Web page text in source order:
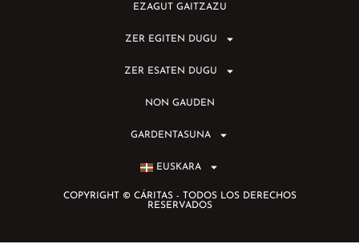
EZAGUT GAITZAZU
ZER EGITEN DUGU
ZER ESATEN DUGU
NON GAUDEN
GARDENTASUNA
EUSKARA
COPYRIGHT © CÁRITAS - TODOS LOS DERECHOS
RESERVADOS